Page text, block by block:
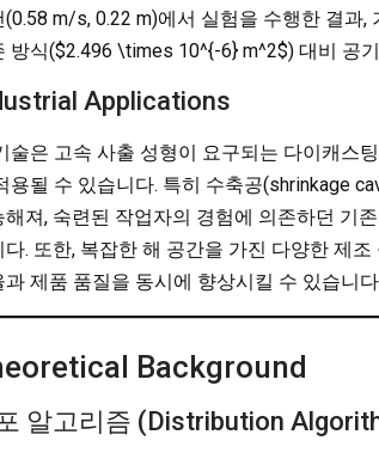
(0.58 m/s, 0.22 m)에서 실험을 수행한 결과
방식($2.496 \times 10^{-6} m^2$) 대비 공
Applications
술은 고속 사출 성형이 요구되는 다이캐스
용될 수 있습니다. 특히 수축공(shrinkage
해져, 숙련된 작업자의 경험에 의존하던 기
다. 또한, 복잡한 해 공간을 가진 다양한 제
과 제품 품질을 동시에 향상시킬 수 있습니
Background
알고리즘 (Distribution